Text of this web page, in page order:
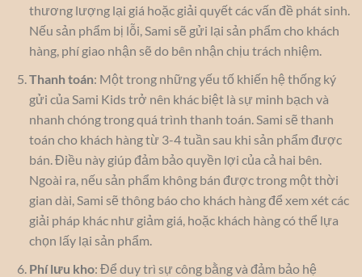
thương lượng lại giá hoặc giải quyết các vấn đề phát sinh.
Nếu sản phẩm bị lỗi, Sami sẽ gửi lại sản phẩm cho khách
hàng, phí giao nhận sẽ do bên nhận chịu trách nhiệm.
Thanh toán: Một trong những yếu tố khiến hệ thống ký
gửi của Sami Kids trở nên khác biệt là sự minh bạch và
nhanh chóng trong quá trình thanh toán. Sami sẽ thanh
toán cho khách hàng từ 3-4 tuần sau khi sản phẩm được
bán. Điều này giúp đảm bảo quyền lợi của cả hai bên.
Ngoài ra, nếu sản phẩm không bán được trong một thời
gian dài, Sami sẽ thông báo cho khách hàng để xem xét các
giải pháp khác như giảm giá, hoặc khách hàng có thể lựa
chọn lấy lại sản phẩm.
Phí lưu kho: Để duy trì sự công bằng và đảm bảo hệ